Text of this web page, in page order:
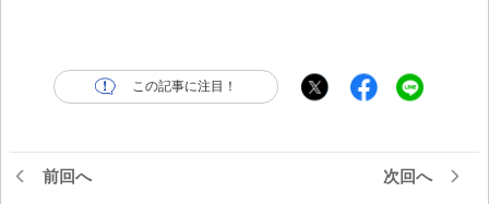
この記事に注目！
前回へ 次回へ